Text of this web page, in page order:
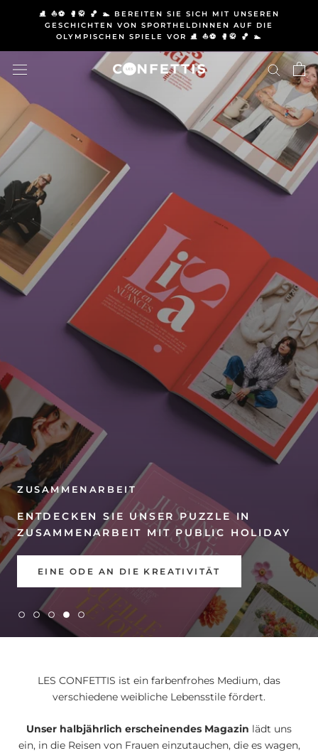
⛸️ ⛵⚽ 🥊🥋 🏀 🏊 BEREITEN SIE SICH MIT UNSEREN
GESCHICHTEN VON SPORTHELDINNEN AUF DIE
OLYMPISCHEN SPIELE VOR ⛸️ ⛵⚽ 🥊🥋 🏀 🏊
ZUSAMMENARBEIT
ENTDECKEN SIE UNSER PUZZLE IN
ZUSAMMENARBEIT MIT PUBLIC HOLIDAY
EINE ODE AN DIE KREATIVITÄT
LES CONFETTIS ist ein farbenfrohes Medium, das
verschiedene weibliche Lebensstile fördert.
Unser halbjährlich erscheinendes Magazin lädt uns
ein, in die Reisen von Frauen einzutauchen, die es wagen,